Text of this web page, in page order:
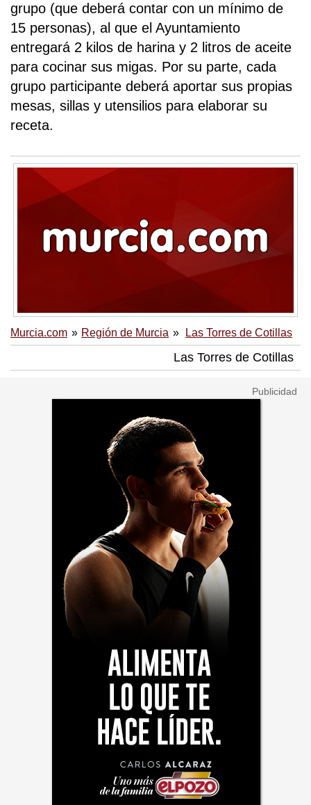
grupo (que deberá contar con un mínimo de
15 personas), al que el Ayuntamiento
entregará 2 kilos de harina y 2 litros de aceite
para cocinar sus migas. Por su parte, cada
grupo participante deberá aportar sus propias
mesas, sillas y utensilios para elaborar su
receta.
Murcia.com Región de Murcia Las Torres de Cotillas
Las Torres de Cotillas